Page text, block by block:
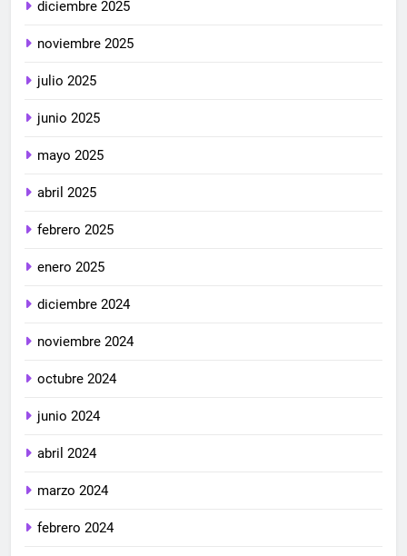
diciembre 2025
noviembre 2025
julio 2025
junio 2025
mayo 2025
abril 2025
febrero 2025
enero 2025
diciembre 2024
noviembre 2024
octubre 2024
junio 2024
abril 2024
marzo 2024
febrero 2024